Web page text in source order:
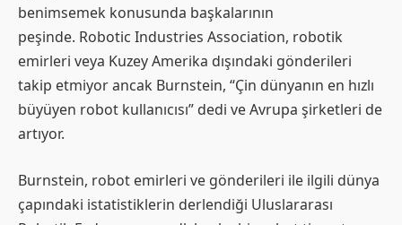
benimsemek konusunda başkalarının
peşinde. Robotic Industries Association, robotik
emirleri veya Kuzey Amerika dışındaki gönderileri
takip etmiyor ancak Burnstein, “Çin dünyanın en hızlı
büyüyen robot kullanıcısı” dedi ve Avrupa şirketleri de
artıyor.
Burnstein, robot emirleri ve gönderileri ile ilgili dünya
çapındaki istatistiklerin derlendiği Uluslararası